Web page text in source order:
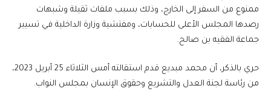
ممنوع من السفر إلى الخارج، وذلك بسبب ملفات ثقيلة وشبهات
رصدها المجلس الأعلى للحسابات، ومفتشية وزارة الداخلية في تسيير
جماعة الفقيه بن صالح.
حري بالذكر، أن محمد مبديع قدم استقالته أمس الثلاثاء 25 أبريل 2023،
من رئاسة لجنة العدل والتشريع وحقوق الإنسان بمجلس النواب.